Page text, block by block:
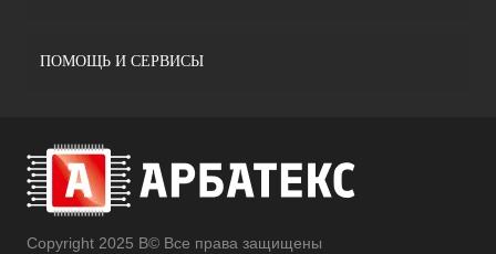
ПОМОЩЬ И СЕРВИСЫ
Copyright 2025 В© Все права защищены